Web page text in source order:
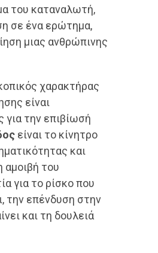
του καταναλωτή,
σε ένα ερώτημα,
μιας ανθρώπινης
χαρακτήρας
είναι
για την επιβίωσή
είναι το κίνητρο
και
αμοιβή του
για το ρίσκο που
την επένδυση στην
και τη δουλειά